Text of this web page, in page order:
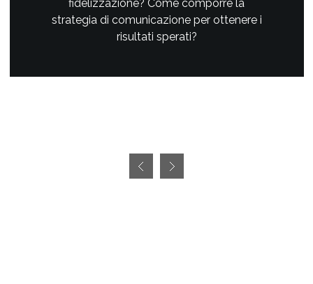
fidelizzazione? Come comporre la
strategia di comunicazione per ottenere i
risultati sperati?